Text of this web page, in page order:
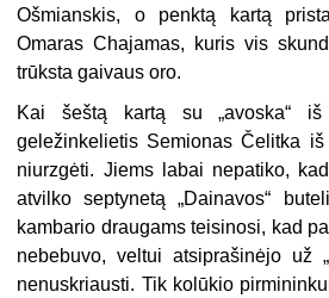
Ošmianskis, o penktą kartą
Omaras Chajamas, kuris vis
trūksta gaivaus oro.
Kai šeštą kartą su „avoska“ iš
geležinkelietis Semionas Čelitka
niurzgėti. Jiems labai nepatiko,
atvilko septynetą „Dainavos“
kambario draugams teisinosi, kad
nebebuvo, veltui atsiprašinėjo už
nenuskriausti. Tik kolūkio